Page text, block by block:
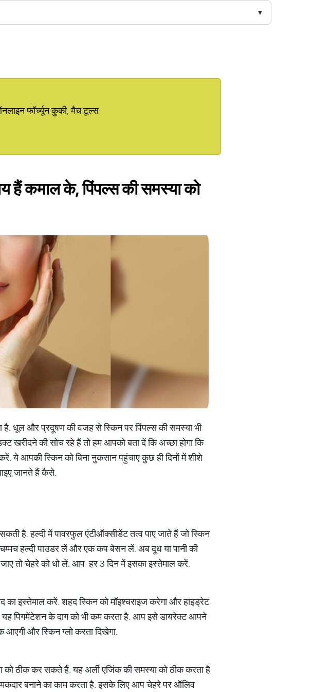
फॉर्च्यून कुकी, मैच टूल्स
हैं कमाल के, पिंपल्स की समस्या को
है. धूल और प्रदूषण की वजह से स्किन पर पिंपल्‍स की समस्‍या भी
खरीदने की सोच रहे हैं तो हम आपको बता दें कि अच्‍छा होगा कि
ये आपकी स्किन को बिना नुकसान पहुंचाए कुछ ही दिनों में शीशे
जानते हैं कैसे.
है. हल्‍दी में पावरफुल एंटीऑक्‍सीडेंट तत्‍व पाए जाते हैं जो स्किन
हल्‍दी पाउडर लें और एक कप बेसन लें. अब दूध या पानी की
तो चेहरे को धो लें. आप हर 3 दिन में इसका इस्‍तेमाल करें.
इस्‍तेमाल करें. शहद स्किन को मॉइश्‍चराइज करेगा और हाइड्रेट
यह पिगमेंटेशन के दाग को भी कम करता है. आप इसे डायरेक्‍ट आपने
और स्किन ग्‍लो करता दिखेगा.
ठीक कर सकते हैं. यह अर्ली एजिंक की समस्‍या को ठीक करता है
बनाने का काम करता है. इसके लिए आप चेहरे पर ऑलिव